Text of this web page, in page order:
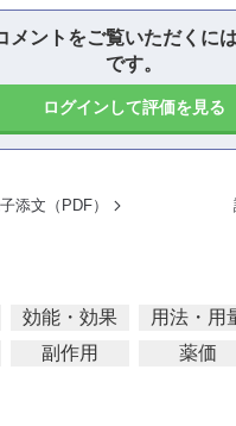
メントをご覧いただくに
です。
ログインして評価を見る
添文（PDF）
効能・効果 用法・用
副作用 薬価